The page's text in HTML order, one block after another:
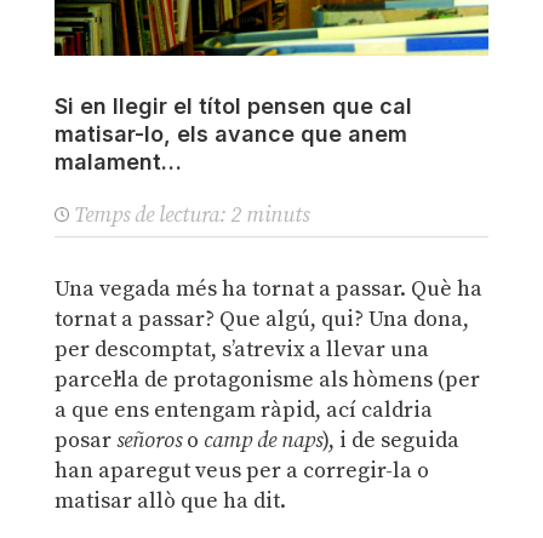
Si en llegir el títol pensen que cal
matisar-lo, els avance que anem
malament…
Temps de lectura: 2 minuts
Una vegada més ha tornat a passar. Què ha
tornat a passar? Que algú, qui? Una dona,
per descomptat, s’atrevix a llevar una
parcel·la de protagonisme als hòmens (per
a que ens entengam ràpid, ací caldria
posarseñoroso camp de naps), i de seguida
han aparegut veus per a corregir-la o
matisar allò que ha dit.